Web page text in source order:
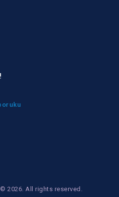
© 2026. All rights reserved.